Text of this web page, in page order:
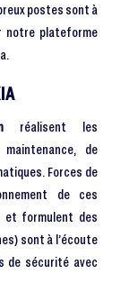
postes sont à
notre plateforme
réalisent les
de
Forces de
de ces
et formulent des
sont à l’écoute
de sécurité avec